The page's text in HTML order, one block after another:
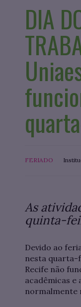
DIA
FERIADO
As
quinta-
Devido ao
nesta quarta-
Recife não
acadêmicas
normalmente